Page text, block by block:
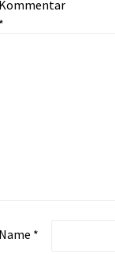
Kommentar
*
Name *